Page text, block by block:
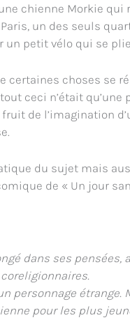
chienne Morkie qui
un des seuls
un petit vélo qui se
certaines choses se
ceci n’était qu’une
de l’imagination
du sujet mais
de « Un jour
dans ses pensées,
personnage
pour les plus